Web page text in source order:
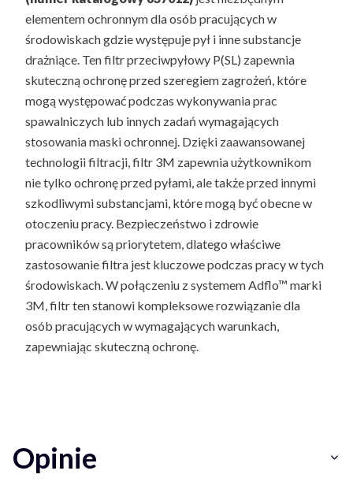
elementem ochronnym dla osób pracujących w
środowiskach gdzie występuje pył i inne substancje
drażniące. Ten filtr przeciwpyłowy P(SL) zapewnia
skuteczną ochronę przed szeregiem zagrożeń, które
mogą występować podczas wykonywania prac
spawalniczych lub innych zadań wymagających
stosowania maski ochronnej. Dzięki zaawansowanej
technologii filtracji, filtr 3M zapewnia użytkownikom
nie tylko ochronę przed pyłami, ale także przed innymi
szkodliwymi substancjami, które mogą być obecne w
otoczeniu pracy. Bezpieczeństwo i zdrowie
pracowników są priorytetem, dlatego właściwe
zastosowanie filtra jest kluczowe podczas pracy w tych
środowiskach. W połączeniu z systemem Adflo™ marki
3M, filtr ten stanowi kompleksowe rozwiązanie dla
osób pracujących w wymagających warunkach,
zapewniając skuteczną ochronę.
Opinie